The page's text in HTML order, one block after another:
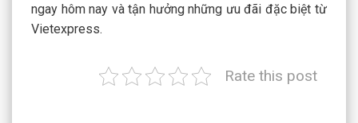
ngay hôm nay và tận hưởng những ưu đãi đặc biệt từ
Vietexpress.
Rate this post